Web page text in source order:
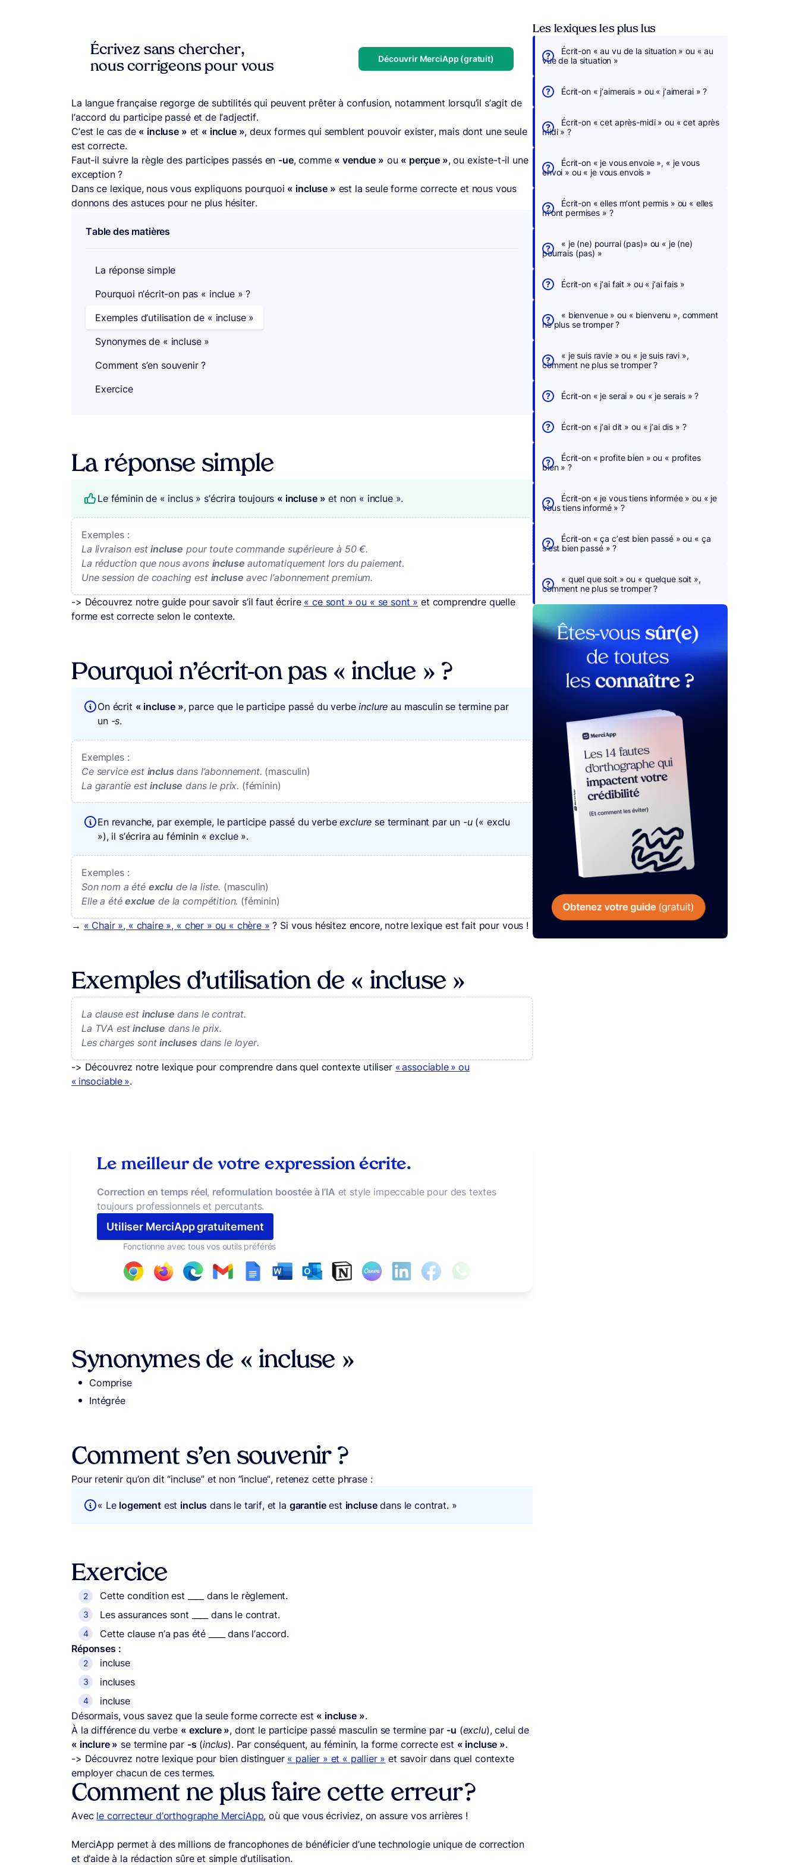
Écrivez sans chercher,
nous corrigeons pour vous
Découvrir MerciApp (gratuit)
La langue française regorge de subtilités qui peuvent prêter à confusion, notamment lorsqu’il s’agit de
l’accord du participe passé et de l’adjectif.
C’est le cas de « incluse » et « inclue », deux formes qui semblent pouvoir exister, mais dont une seule
est correcte.
Faut-il suivre la règle des participes passés en -ue, comme « vendue » ou « perçue », ou existe-t-il une
exception ?
Dans ce lexique, nous vous expliquons pourquoi « incluse » est la seule forme correcte et nous vous
donnons des astuces pour ne plus hésiter.
Table des matières
La réponse simple
Pourquoi n’écrit-on pas « inclue » ?
Exemples d’utilisation de « incluse »
Synonymes de « incluse »
Comment s’en souvenir ?
Exercice
La réponse simple
Le féminin de « inclus » s’écrira toujours « incluse » et non « inclue ».
Exemples :
La livraison estincluse pour toute commande supérieure à 50 €.
La réduction que nous avons incluse automatiquement lors du paiement.
Une session de coaching est incluse avec l’abonnement premium.
-> Découvrez notre guide pour savoir s’il faut écrire « ce sont » ou « se sont » et comprendre quelle
forme est correcte selon le contexte.
Pourquoi n’écrit-on pas « inclue » ?
On écrit « incluse », parce que le participe passé du verbeinclure au masculin se termine par
un -s.
Exemples :
Ce service est inclus dans l’abonnement. (masculin)
La garantie estincluse dans le prix. (féminin)
En revanche, par exemple, le participe passé du verbeexclure se terminant par un -u(« exclu
»), il s’écrira au féminin « exclue ».
Exemples :
Son nom a été exclude la liste. (masculin)
Elle a étéexclue de la compétition. (féminin)
→ « Chair », « chaire », « cher » ou « chère » ? Si vous hésitez encore, notre lexique est fait pour vous !
Exemples d’utilisation de « incluse »
La clause est incluse dans le contrat.
La TVA estincluse dans le prix.
Les charges sontincluses dans le loyer.
-> Découvrez notre lexique pour comprendre dans quel contexte utiliser « associable » ou
« insociable ».
Le meilleur de votre expression écrite.
Correction en temps réel, reformulation boostée à l’IA et style impeccable pour des textes
toujours professionnels et percutants.
Utiliser MerciApp gratuitement
Fonctionne avec tous vos outils préférés
Synonymes de « incluse »
Comprise
Intégrée
Comment s’en souvenir ?
Pour retenir qu’on dit “incluse” et non “inclue”, retenez cette phrase :
« Le logementest inclus dans le tarif, et la garantieest inclusedans le contrat. »
Exercice
Cette condition est ____ dans le règlement.
Les assurances sont ____ dans le contrat.
Cette clause n’a pas été ____ dans l’accord.
Réponses :
incluse
incluses
incluse
Désormais, vous savez que la seule forme correcte est « incluse ».
À la différence du verbe « exclure », dont le participe passé masculin se termine par -u (exclu), celui de
« inclure » se termine par -s(inclus). Par conséquent, au féminin, la forme correcte est « incluse ».
-> Découvrez notre lexique pour bien distinguer « palier » et « pallier » et savoir dans quel contexte
employer chacun de ces termes.
Comment ne plus faire cette erreur ?
Avec le correcteur d’orthographe MerciApp, où que vous écriviez, on assure vos arrières !
MerciApp permet à des millions de francophones de bénéficier d’une technologie unique de correction
et d’aide à la rédaction sûre et simple d’utilisation.
Les lexiques les plus lus
Écrit-on « au vu de la situation » ou « au
vue de la situation »
Écrit-on « j’aimerais » ou « j’aimerai » ?
Écrit-on « cet après-midi » ou « cet après
midi » ?
Écrit-on « je vous envoie », « je vous
envoi » ou « je vous envois »
Écrit-on « elles m’ont permis » ou « elles
m’ont permises » ?
« je (ne) pourrai (pas)» ou « je (ne)
pourrais (pas) »
Écrit-on « j’ai fait » ou « j’ai fais »
« bienvenue » ou « bienvenu », comment
ne plus se tromper ?
« je suis ravie » ou « je suis ravi »,
comment ne plus se tromper ?
Écrit-on « je serai » ou « je serais » ?
Écrit-on « j’ai dit » ou « j’ai dis » ?
Écrit-on « profite bien » ou « profites
bien » ?
Écrit-on « je vous tiens informée » ou « je
vous tiens informé » ?
Écrit-on « ça c’est bien passé » ou « ça
s’est bien passé » ?
« quel que soit » ou « quelque soit »,
comment ne plus se tromper ?